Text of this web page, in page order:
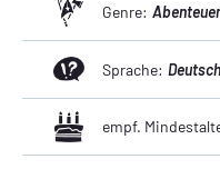
Genre: Abenteuer
Sprache: Deutsch
empf.